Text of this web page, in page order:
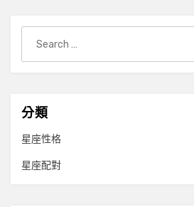
for:
分類
星座性格
星座配對